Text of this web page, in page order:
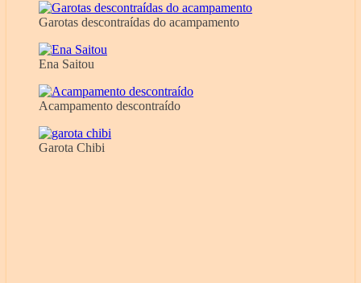
Garotas descontraídas do acampamento
Ena Saitou
Acampamento descontraído
Garota Chibi